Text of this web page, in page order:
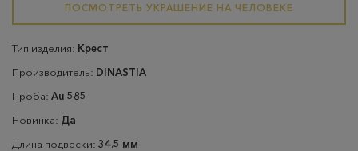
ПОСМОТРЕТЬ УКРАШЕНИЕ НА ЧЕЛОВЕКЕ
Тип изделия: Крест
Производитель: DINASTIA
Проба: Au 585
Новинка: Да
Длина подвески: 34.5 мм